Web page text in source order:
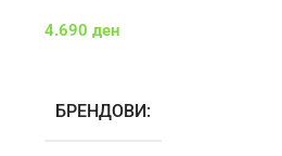
4.690 ден
БРЕНДОВИ